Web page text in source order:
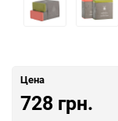
Цена
728 грн.